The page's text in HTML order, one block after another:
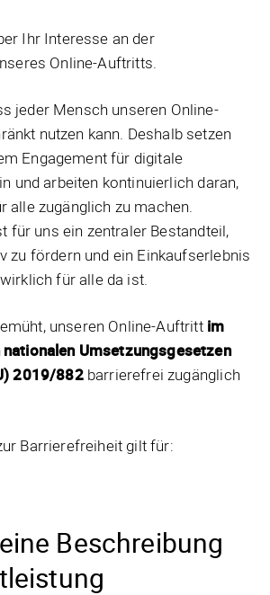
Ihr Interesse an der
Online-Auftritts.
jeder Mensch unseren Online-
nutzen kann. Deshalb setzen
Engagement für digitale
und arbeiten kontinuierlich daran,
alle zugänglich zu machen.
für uns ein zentraler Bestandteil,
zu fördern und ein Einkaufserlebnis
für alle da ist.
unseren Online-Auftrittim
Umsetzungsgesetzen
2019/882 barrierefrei zugänglich
Barrierefreiheit gilt für:
Beschreibung